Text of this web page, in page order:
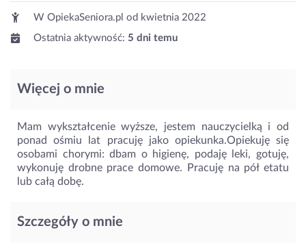
W OpiekaSeniora.pl od kwietnia 2022
Ostatnia aktywność: 5 dni temu
Więcej o mnie
Mam wykształcenie wyższe, jestem nauczycielką i od
ponad ośmiu lat pracuję jako opiekunka.Opiekuję się
osobami chorymi: dbam o higienę, podaję leki, gotuję,
wykonuję drobne prace domowe. Pracuję na pół etatu
lub całą dobę.
Szczegóły o mnie